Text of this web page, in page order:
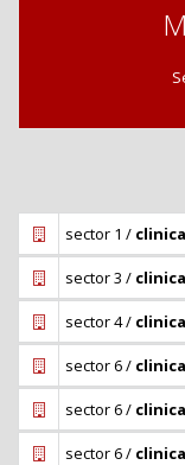
sector 1 / clinica
sector 3 / clinica
sector 4 / clinica
sector 6 /
sector 6 / clinica
sector 6 / clinica